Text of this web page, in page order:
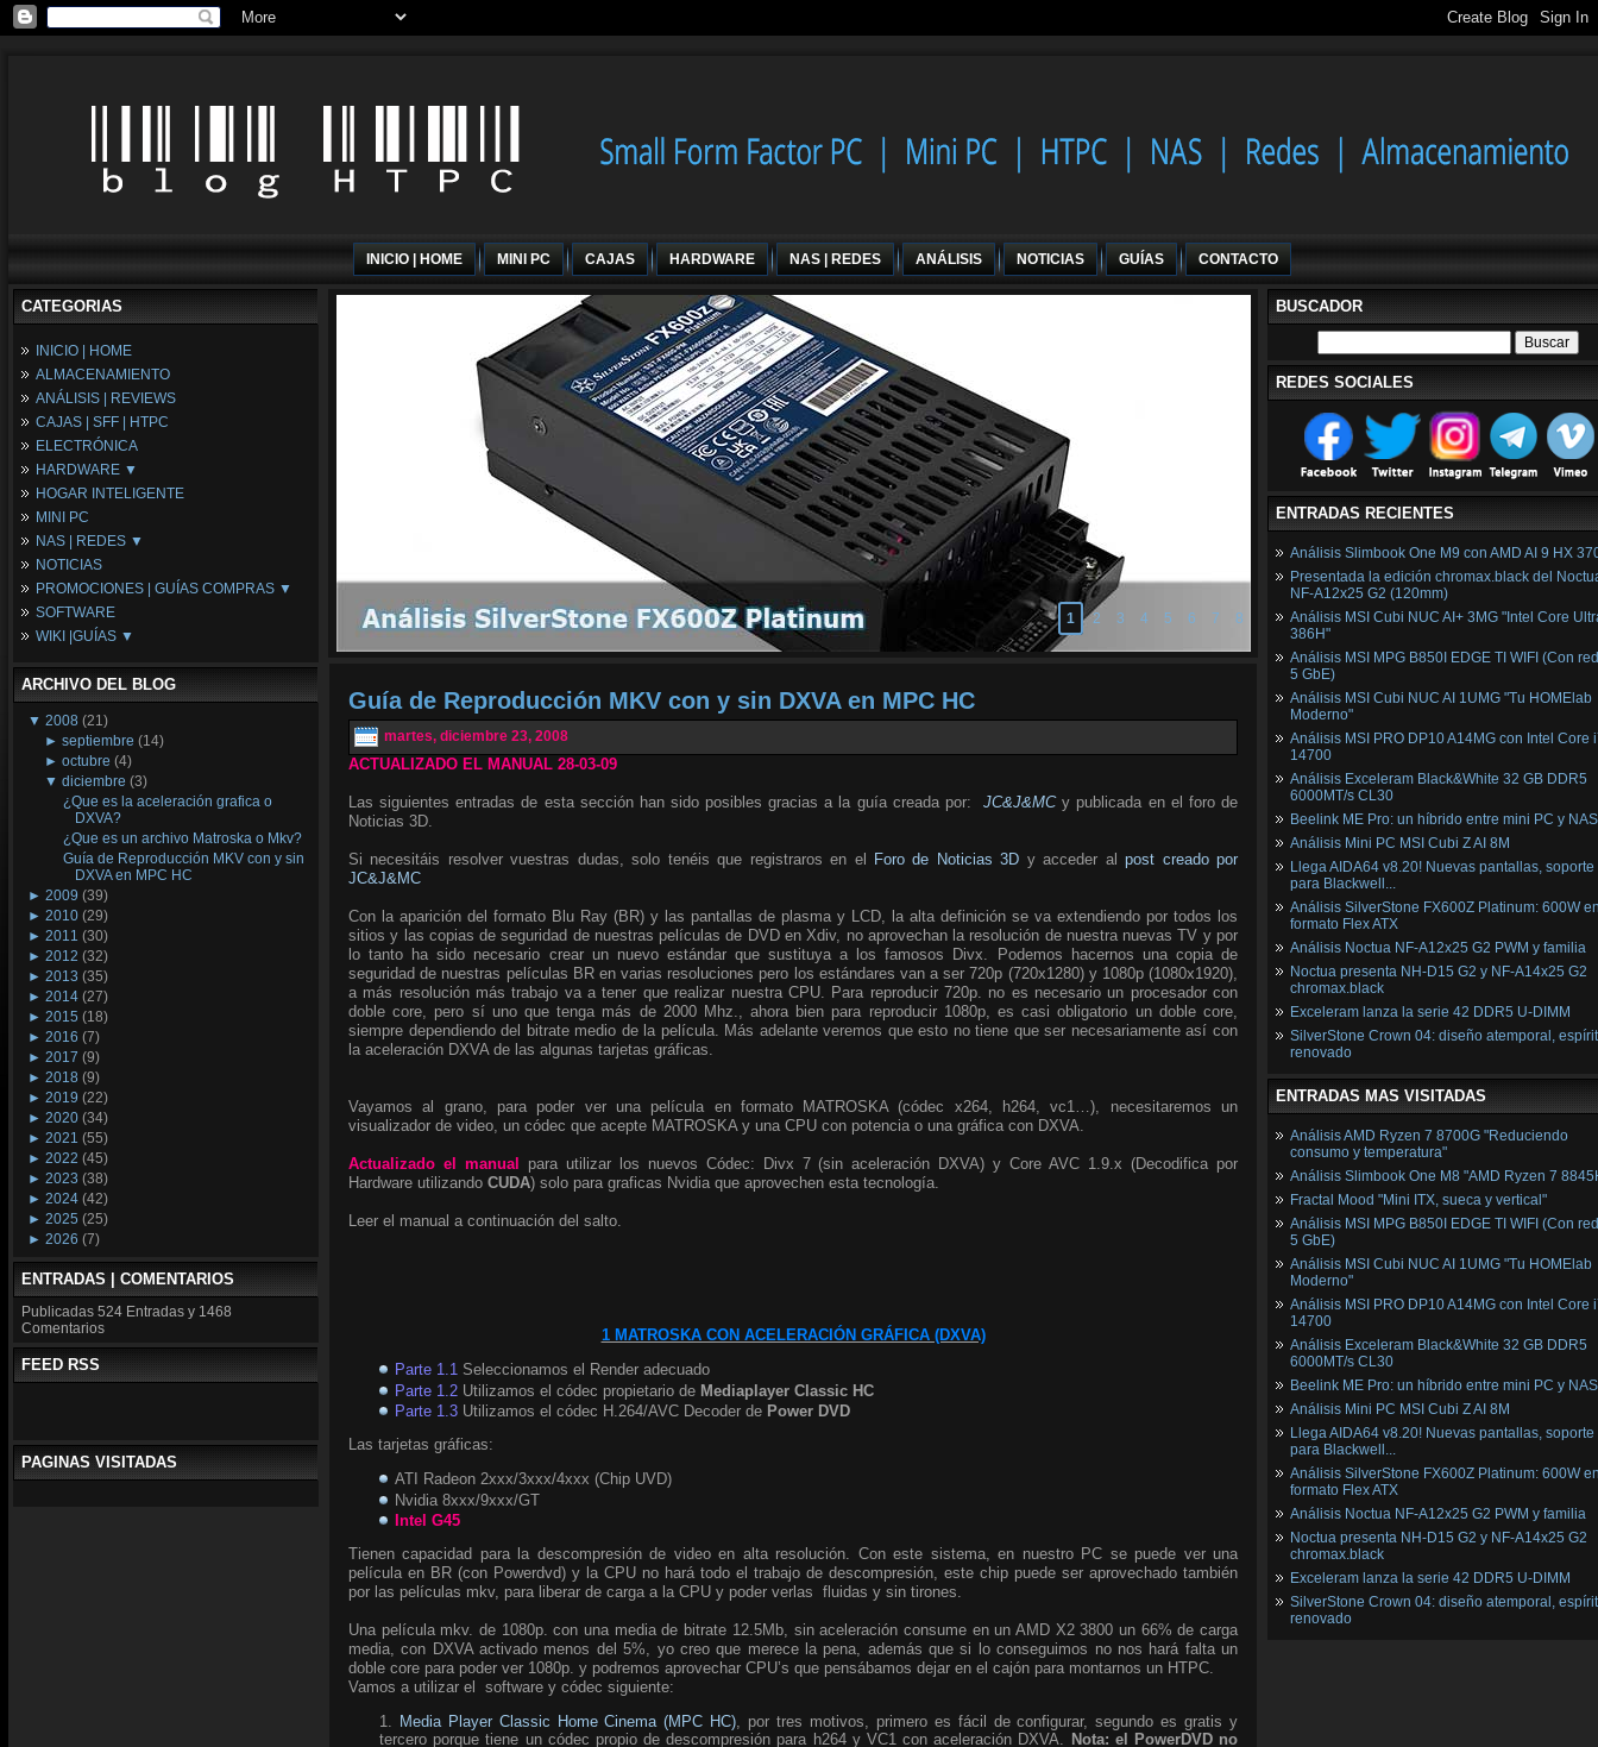
INICIO | HOME MINI PC CAJAS HARDWARE NAS | REDES ANÁLISIS NOTICIAS GUÍAS CONTACTO
CATEGORIAS
INICIO | HOME
ALMACENAMIENTO
ANÁLISIS | REVIEWS
CAJAS | SFF | HTPC
ELECTRÓNICA
HARDWARE ▼
Fuentes de Alimentación
Memória RAM
Placas Base
Procesadores
Periféricos
Refrigeración
Tarjetas Gráficas
HOGAR INTELIGENTE
MINI PC
NAS | REDES ▼
NAS
Espacio Synology
Redes
NOTICIAS
PROMOCIONES | GUÍAS COMPRAS ▼
Configuraciones Ordenadores
Guías de Compras
SOFTWARE
WIKI |GUÍAS ▼
Wikipedia
ARCHIVO DEL BLOG
▼ 2008 (21)
►septiembre (14)
►octubre (4)
▼diciembre (3)
¿Que es la aceleración grafica o
DXVA?
¿Que es un archivo Matroska o Mkv?
Guía de Reproducción MKV con y sin
DXVA en MPC HC
► 2009 (39)
► 2010 (29)
► 2011 (30)
► 2012 (32)
► 2013 (35)
► 2014 (27)
► 2015 (18)
► 2016 (7)
► 2017 (9)
► 2018 (9)
► 2019 (22)
► 2020 (34)
► 2021 (55)
► 2022 (45)
► 2023 (38)
► 2024 (42)
► 2025 (25)
► 2026 (7)
ENTRADAS | COMENTARIOS
Publicadas 524 Entradas y 1468
Comentarios
FEED RSS
PAGINAS VISITADAS
1 2 3 4 5 6 7 8
Guía de Reproducción MKV con y sin DXVA en MPC HC
martes, diciembre 23, 2008
ACTUALIZADO EL MANUAL 28-03-09
Las siguientes entradas de esta sección han sido posibles gracias a la guía creada por:JC&J&MCy publicada en el foro de
Noticias 3D.
Si necesitáis resolver vuestras dudas, solo tenéis que registraros en el Foro de Noticias 3D y acceder alpost creado por
JC&J&MC
Con la aparición del formato Blu Ray (BR) y las pantallas de plasma y LCD, la alta definición se va extendiendo por todos los
sitios y las copias de seguridad de nuestras películas de DVD en Xdiv, no aprovechan la resolución de nuestra nuevas TV y por
lo tanto ha sido necesario crear un nuevo estándar que sustituya a los famosos Divx. Podemos hacernos una copia de
seguridad de nuestras películas BR en varias resoluciones pero los estándares van a ser 720p (720x1280) y 1080p (1080x1920),
a más resolución más trabajo va a tener que realizar nuestra CPU. Para reproducir 720p. no es necesario un procesador con
doble core, pero sí uno que tenga más de 2000 Mhz., ahora bien para reproducir 1080p, es casi obligatorio un doble core,
siempre dependiendo del bitrate medio de la película. Más adelante veremos que esto no tiene que ser necesariamente así con
la aceleración DXVA de las algunas tarjetas gráficas.
Vayamos al grano, para poder ver una película en formato MATROSKA (códec x264, h264, vc1…), necesitaremos un
visualizador de video, un códec que acepte MATROSKA y una CPU con potencia o una gráfica con DXVA.
Actualizado el manual
para utilizar los nuevos Códec: Divx 7 (sin aceleración DXVA) y Core AVC 1.9.x (Decodifica por
Hardware utilizando CUDA) solo para graficas Nvidia que aprovechen esta tecnología.
Leer el manual a continuación del salto.
1 MATROSKA CON ACELERACIÓN GRÁFICA (DXVA)
Parte 1.1 Seleccionamos el Render adecuado
Parte 1.2 Utilizamos el códec propietario de Mediaplayer Classic HC
Parte 1.3 Utilizamos el códec H.264/AVC Decoder de Power DVD
Las tarjetas gráficas:
ATI Radeon 2xxx/3xxx/4xxx (Chip UVD)
Nvidia 8xxx/9xxx/GT
Intel G45
Tienen capacidad para la descompresión de video en alta resolución. Con este sistema, en nuestro PC se puede ver una
película en BR (con Powerdvd) y la CPU no hará todo el trabajo de descompresión, este chip puede ser aprovechado también
por las películas mkv, para liberar de carga a la CPU y poder verlas fluidas y sin tirones.
Una película mkv. de 1080p. con una media de bitrate 12.5Mb, sin aceleración consume en un AMD X2 3800 un 66% de carga
media, con DXVA activado menos del 5%, yo creo que merece la pena, además que si lo conseguimos no nos hará falta un
doble core para poder ver 1080p. y podremos aprovechar CPU’s que pensábamos dejar en el cajón para montarnos un HTPC.
Vamos a utilizar el software y códec siguiente:
Media Player Classic Home Cinema (MPC HC), por tres motivos, primero es fácil de configurar, segundo es gratis y
tercero porque tiene un códec propio de descompresión para h264 y VC1 con aceleración DXVA. Nota: el PowerDVD no
BUSCADOR
REDES SOCIALES
ENTRADAS RECIENTES
Análisis Slimbook One M9 con AMD AI 9 HX
Presentada la edición chromax.black del
NF‑A12x25 G2 (120mm)
Análisis MSI Cubi NUC AI+ 3MG "Intel Core
386H"
Análisis MSI MPG B850I EDGE TI WIFI (Con
5 GbE)
Análisis MSI Cubi NUC AI 1UMG "Tu HOMElab
Moderno"
Análisis MSI PRO DP10 A14MG con Intel Core
14700
Análisis Exceleram Black&White 32 GB DDR5
6000MT/s CL30
Beelink ME Pro: un híbrido entre mini PC y NAS
Análisis Mini PC MSI Cubi Z AI 8M
Llega AIDA64 v8.20! Nuevas pantallas, soporte
para Blackwell...
Análisis SilverStone FX600Z Platinum: 600W
formato Flex ATX
Análisis Noctua NF-A12x25 G2 PWM y familia
Noctua presenta NH-D15 G2 y NF-A14x25 G2
chromax.black
Exceleram lanza la serie 42 DDR5 U-DIMM
SilverStone Crown 04: diseño atemporal,
renovado
ENTRADAS MAS VISITADAS
Análisis AMD Ryzen 7 8700G "Reduciendo
consumo y temperatura"
Análisis Slimbook One M8 "AMD Ryzen 7
Fractal Mood "Mini ITX, sueca y vertical"
Análisis MSI MPG B850I EDGE TI WIFI (Con
5 GbE)
Análisis MSI Cubi NUC AI 1UMG "Tu HOMElab
Moderno"
Análisis MSI PRO DP10 A14MG con Intel Core
14700
Análisis Exceleram Black&White 32 GB DDR5
6000MT/s CL30
Beelink ME Pro: un híbrido entre mini PC y NAS
Análisis Mini PC MSI Cubi Z AI 8M
Llega AIDA64 v8.20! Nuevas pantallas, soporte
para Blackwell...
Análisis SilverStone FX600Z Platinum: 600W
formato Flex ATX
Análisis Noctua NF-A12x25 G2 PWM y familia
Noctua presenta NH-D15 G2 y NF-A14x25 G2
chromax.black
Exceleram lanza la serie 42 DDR5 U-DIMM
SilverStone Crown 04: diseño atemporal,
renovado